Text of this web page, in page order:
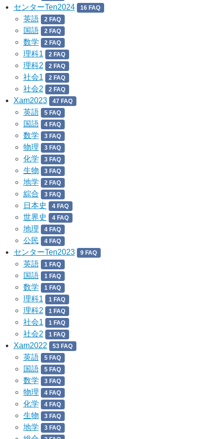
センターTen2024 16 FAQ
英語 2 FAQ
国語 2 FAQ
数学 2 FAQ
理科1 2 FAQ
理科2 2 FAQ
社会1 2 FAQ
社会2 2 FAQ
Xam2023 47 FAQ
英語 5 FAQ
国語 4 FAQ
数学 3 FAQ
物理 3 FAQ
化学 3 FAQ
生物 3 FAQ
地学 2 FAQ
綜合 3 FAQ
日本史 4 FAQ
世界史 4 FAQ
地理 4 FAQ
公民 4 FAQ
センターTen2023 9 FAQ
英語 1 FAQ
国語 1 FAQ
数学 1 FAQ
理科1 1 FAQ
理科2 1 FAQ
社会1 1 FAQ
社会2 1 FAQ
Xam2022 53 FAQ
英語 5 FAQ
国語 5 FAQ
数学 3 FAQ
物理 4 FAQ
化学 4 FAQ
生物 3 FAQ
地学 3 FAQ